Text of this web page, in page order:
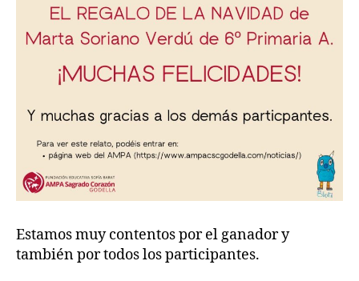
Estamos muy contentos por el ganador y
también por todos los participantes.